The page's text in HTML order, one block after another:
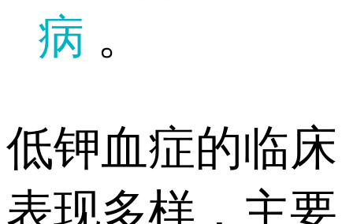
病 。
低钾血症的临床
表现多样，主要